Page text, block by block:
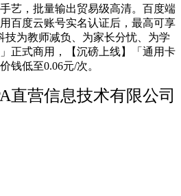
艺，批量输出贸易级高清。百度端
百度云账号实名认证后，最高可享
技为教师减负、为家长分忧、为学
正式商用，【沉磅上线】「通用卡
钱低至0.06元/次。
直营信息技术有限公司